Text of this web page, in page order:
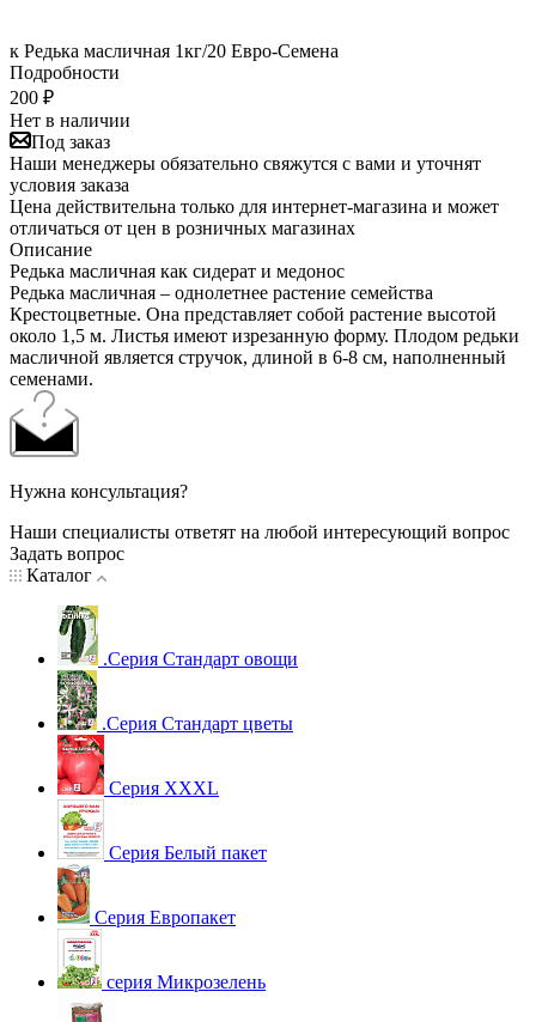
к Редька масличная 1кг/20 Евро-Семена
Подробности
200 ₽
Нет в наличии
Под заказ
Наши менеджеры обязательно свяжутся с вами и уточнят
условия заказа
Цена действительна только для интернет-магазина и может
отличаться от цен в розничных магазинах
Описание
Редька масличная как сидерат и медонос
Редька масличная – однолетнее растение семейства
Крестоцветные. Она представляет собой растение высотой
около 1,5 м. Листья имеют изрезанную форму. Плодом редьки
масличной является стручок, длиной в 6-8 см, наполненный
семенами.
Нужна консультация?
Наши специалисты ответят на любой интересующий вопрос
Задать вопрос
Каталог
.Серия Стандарт овощи
.Серия Стандарт цветы
Серия XXXL
Серия Белый пакет
Серия Европакет
серия Микрозелень